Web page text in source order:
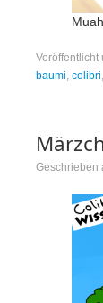
Veröffentlicht
baumi, colibri,
Geschrieben